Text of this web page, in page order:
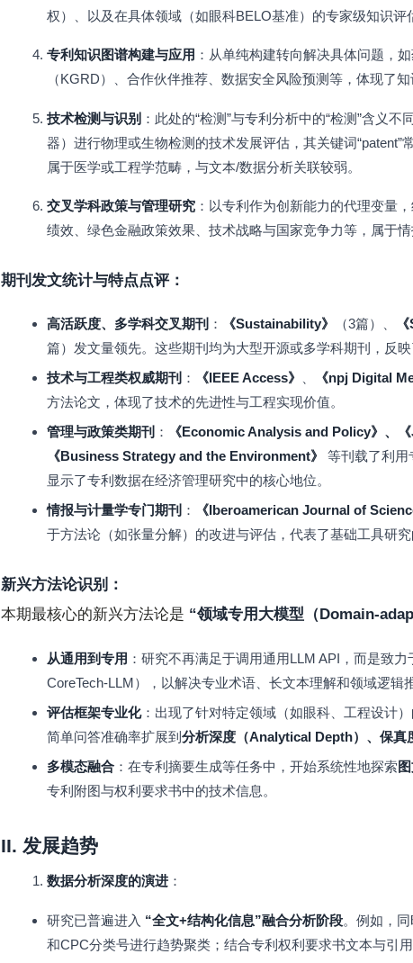
权）、以及在具体领域（如眼科BELO基准）的专家级知识评
专利知识图谱构建与应用 ：从单纯构建转向解决具体问题，
（KGRD）、合作伙伴推荐、数据安全风险预测等，体现了知
技术检测与识别 ：此处的“检测”与专利分析中的“检测”含义
器）进行物理或生物检测的技术发展评估，其关键词“patent”
属于医学或工程学范畴，与文本/数据分析关联较弱。
交叉学科政策与管理研究 ：以专利作为创新能力的代理变量
绩效、绿色金融政策效果、技术战略与国家竞争力等，属于
期刊发文统计与特点点评：
高活跃度、多学科交叉期刊 ： 《Sustainability》 （3篇）、
篇）发文量领先。这些期刊均为大型开源或多学科期刊，反
技术与工程类权威期刊 ： 《IEEE Access》 、 《npj Digital
方法论文，体现了技术的先进性与工程实现价值。
管理与政策类期刊 ：
《Economic Analysis and Policy》、
《Business Strategy and the Environment》
等刊载了利用
显示了专利数据在经济管理研究中的核心地位。
情报与计量学专门期刊 ： 《Iberoamerican Journal of
于方法论（如张量分解）的改进与评估，代表了基础工具研究
新兴方法论识别：
本期最核心的新兴方法论是 “领域专用大模型（Domain-
从通用到专用 ：研究不再满足于调用通用LLM API，而是致
CoreTech-LLM），以解决专业术语、长文本理解和领域逻辑
评估框架专业化：出现了针对特定领域（如眼科、工程设计
简单问答准确率扩展到 分析深度（Analytical Depth）、保真
多模态融合 ：在专利摘要生成等任务中，开始系统性地探索
专利附图与权利要求书中的技术信息。
II. 发展趋势
数据分析深度的演进 ：
研究已普遍进入 “全文+结构化信息”融合分析阶段。例如，
和CPC分类号进行趋势聚类；结合专利权利要求书文本与引